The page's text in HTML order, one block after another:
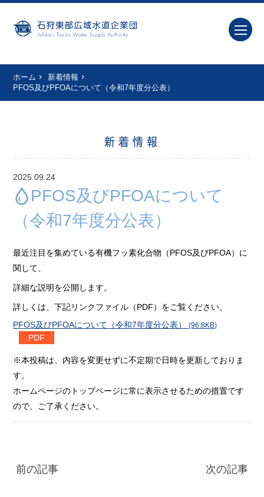
ホーム
新着情報
PFOS及びPFOAについて（令和7年度分公表）
新着情報
2025.09.24
PFOS及びPFOAについて
（令和7年度分公表）
最近注目を集めている有機フッ素化合物（PFOS及びPFOA）に
関して、
詳細な説明を公開します。
詳しくは、下記リンクファイル（PDF）をご覧ください。
PFOS及びPFOAについて（令和7年度分公表）
(96.8KB)
※本投稿は、内容を変更せずに不定期で日時を更新しておりま
す。
ホームページのトップページに常に表示させるための措置です
ので、ご了承ください。
前の記事 次の記事